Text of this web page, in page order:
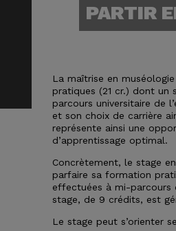
PARTIR
La maîtrise en
pratiques (21 cr.) dont un
parcours universitaire de
et son choix de carrière
représente ainsi une
d’apprentissage optimal.
Concrètement, le stage
parfaire sa formation
effectuées à mi-parcours
stage, de 9 crédits, est
Le stage peut s’orienter